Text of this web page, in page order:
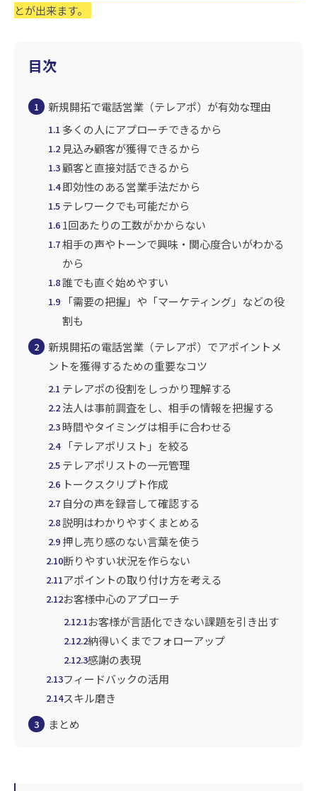
とが出来ます。
目次
1 新規開拓で電話営業（テレアポ）が有効な理由
1.1 多くの人にアプローチできるから
1.2 見込み顧客が獲得できるから
1.3顧客と直接対話できるから
1.4即効性のある営業手法だから
1.5 テレワークでも可能だから
1.6 1回あたりの工数がかからない
1.7相手の声やトーンで興味・関心度合いがわかる
から
1.8誰でも直ぐ始めやすい
1.9
「需要の把握」や「マーケティング」などの役
割も
2
新規開拓の電話営業（テレアポ）でアポイントメ
ントを獲得するための重要なコツ
2.1 テレアポの役割をしっかり理解する
2.2法人は事前調査をし、相手の情報を把握する
2.3時間やタイミングは相手に合わせる
2.4 「テレアポリスト」を絞る
2.5 テレアポリストの一元管理
2.6 トークスクリプト作成
2.7 自分の声を録音して確認する
2.8説明はわかりやすくまとめる
2.9 押し売り感のない言葉を使う
2.10断りやすい状況を作らない
2.11アポイントの取り付け方を考える
2.12お客様中心のアプローチ
2.12.1お客様が言語化できない課題を引き出す
2.12.2納得いくまでフォローアップ
2.12.3感謝の表現
2.13フィードバックの活用
2.14スキル磨き
3 まとめ